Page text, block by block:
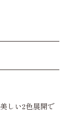
しい2色展開で